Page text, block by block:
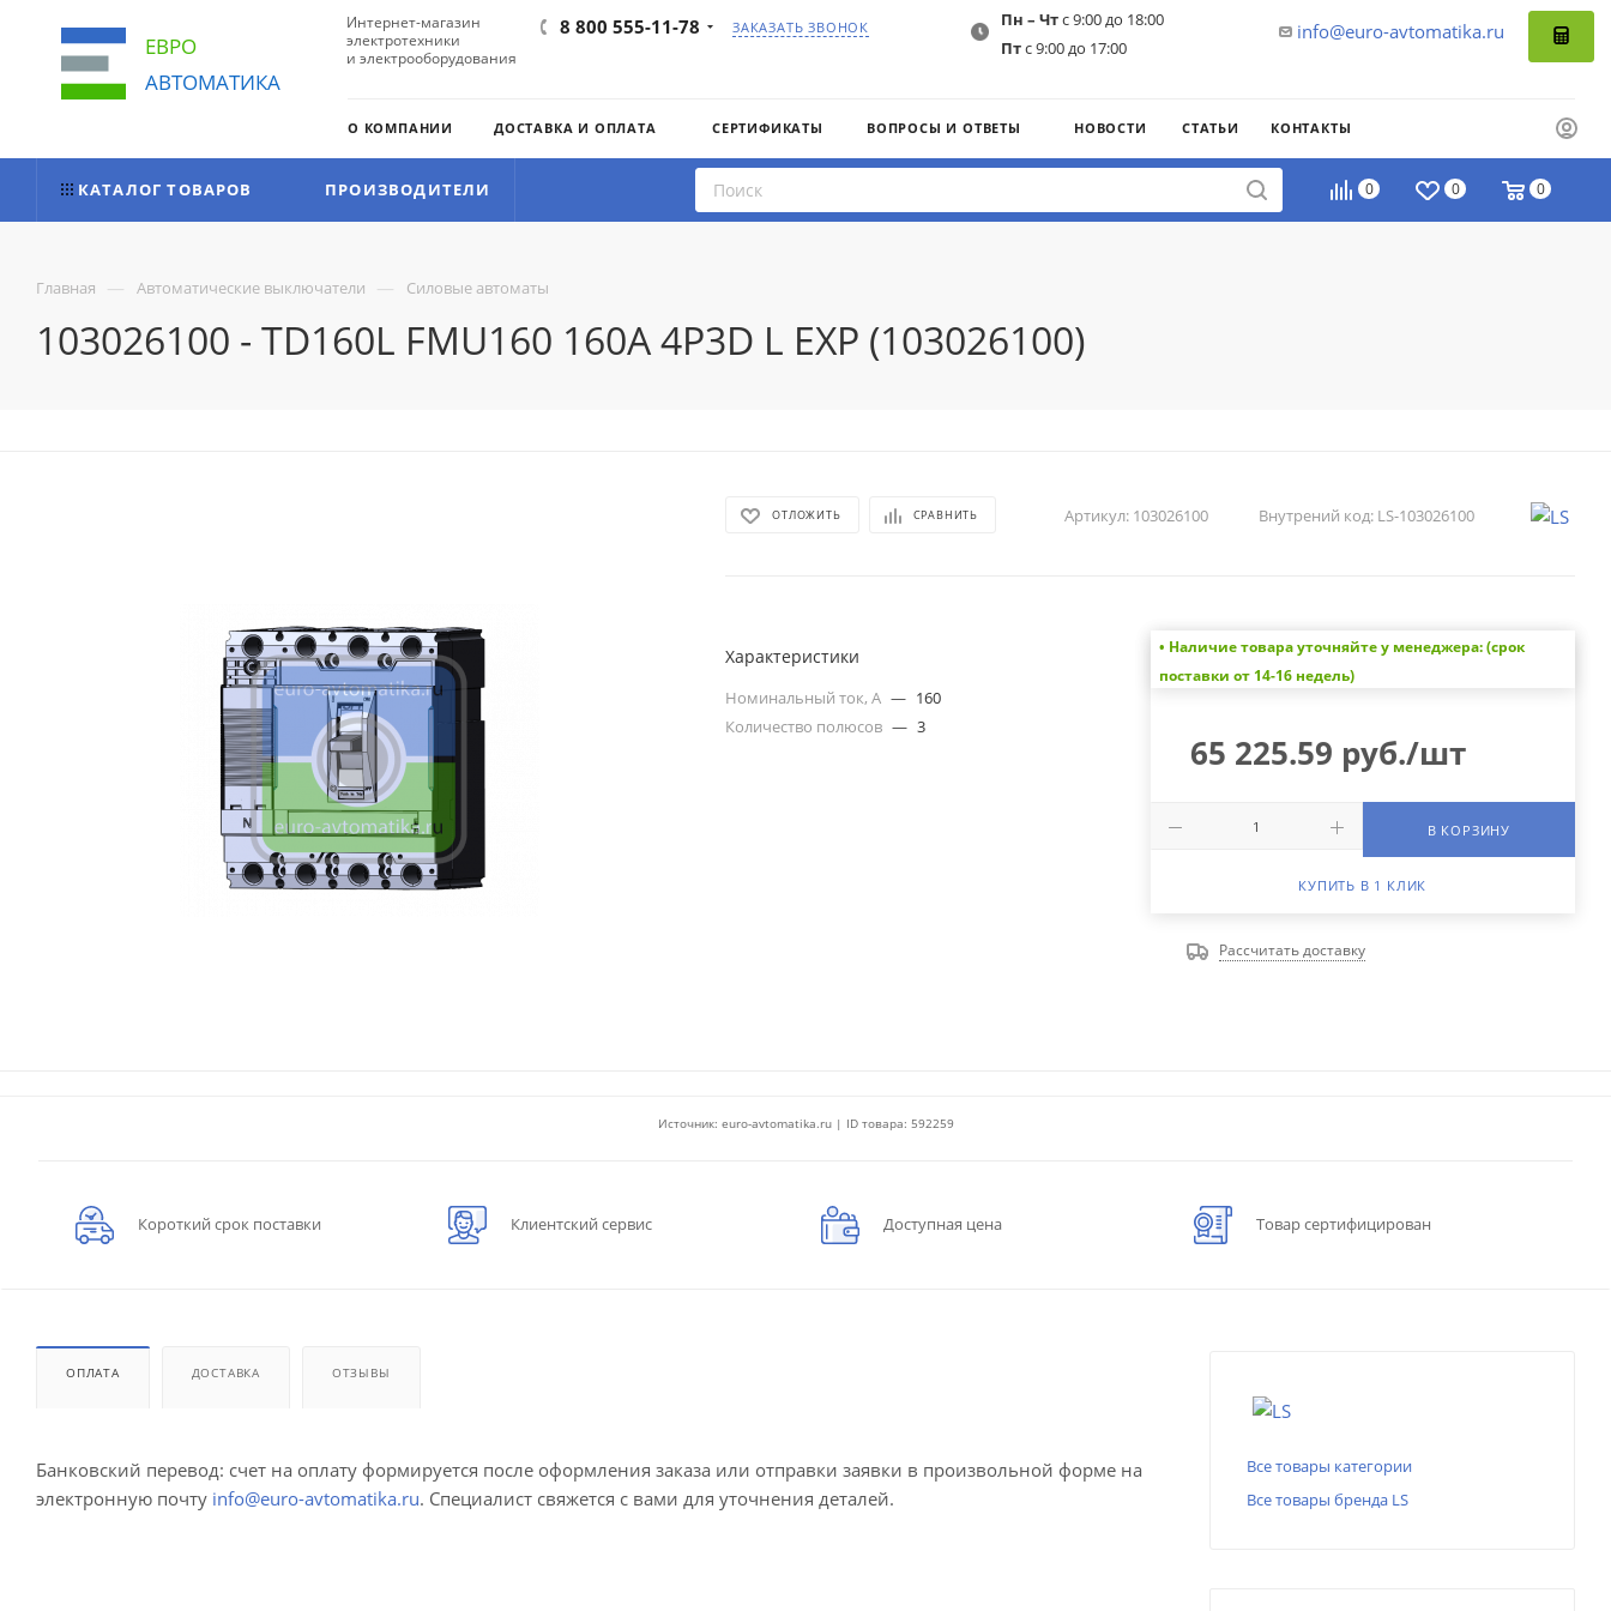
ЕВРО
АВТОМАТИКА
Интернет-магазин
электротехники
и электрооборудования
8 800 555-11-78 ЗАКАЗАТЬ ЗВОНОК info@euro-avtomatika.ru
Пн – Чтс 9:00 до 18:00
Птс 9:00 до 17:00
О КОМПАНИИ ДОСТАВКА И ОПЛАТА СЕРТИФИКАТЫ ВОПРОСЫ И ОТВЕТЫ НОВОСТИ СТАТЬИ КОНТАКТЫ
0 0 0
КАТАЛОГ ТОВАРОВ ПРОИЗВОДИТЕЛИ
Главная — Автоматические выключатели — Силовые автоматы
103026100 - TD160L FMU160 160A 4P3D L EXP (103026100)
ОТЛОЖИТЬ СРАВНИТЬ Артикул: 103026100 Внутрений код: LS-103026100
Характеристики
Номинальный ток, А — 160
Количество полюсов — 3
• Наличие товара уточняйте у менеджера: (срок
поставки от 14-16 недель)
65 225.59 руб./шт
В КОРЗИНУ
КУПИТЬ В 1 КЛИК
Рассчитать доставку
Источник: euro-avtomatika.ru | ID товара: 592259
Короткий срок поставки Клиентский сервис Доступная цена Товар сертифицирован
ОПЛАТА ДОСТАВКА ОТЗЫВЫ
Банковский перевод: счет на оплату формируется после оформления заказа или отправки заявки в произвольной форме на
электронную почту info@euro-avtomatika.ru. Специалист свяжется с вами для уточнения деталей.
Все товары категории
Все товары бренда LS